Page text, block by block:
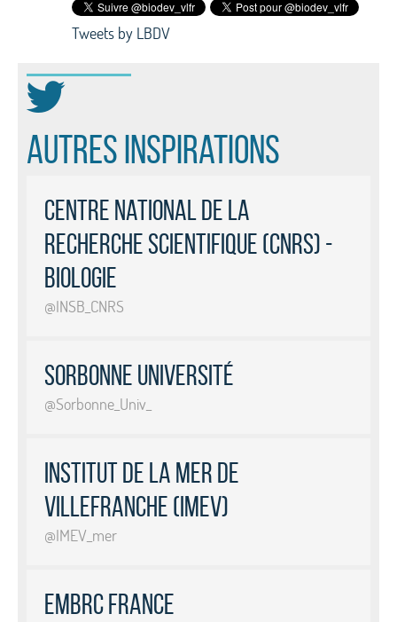
Tweets by LBDV
Autres inspirations
Centre National de la
Recherche Scientifique (CNRS) -
Biologie
@INSB_CNRS
Sorbonne Université
@Sorbonne_Univ_
Institut de la Mer de
Villefranche (IMEV)
@IMEV_mer
EMBRC france